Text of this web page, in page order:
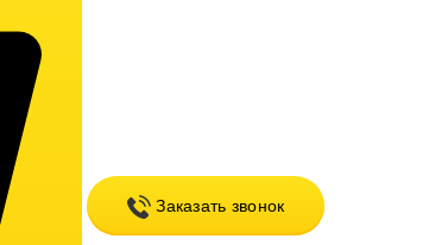
Заказать звонок